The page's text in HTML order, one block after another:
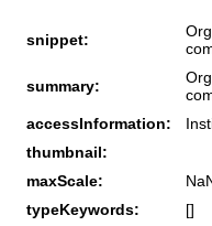
snippet:
summary:
accessInformation:
thumbnail:
maxScale:
typeKeywords:
[]